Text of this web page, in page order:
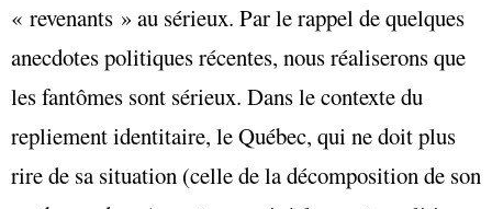
« revenants » au sérieux. Par le rappel de quelques
anecdotes politiques récentes, nous réaliserons que
les fantômes sont sérieux. Dans le contexte du
repliement identitaire, le Québec, qui ne doit plus
rire de sa situation (celle de la décomposition de son